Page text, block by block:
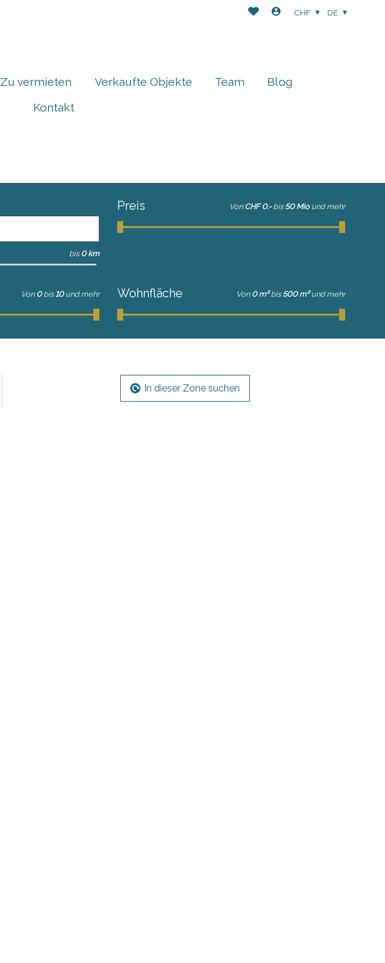
Zu vermieten Verkaufte Objekte Team
Blog
Kontakt
CHF DE
bis 0 km
Preis Von CHF 0.- bis 50 Mio und mehr
Von 0 bis 10 und mehr Wohnfläche Von 0 m² bis 500 m² und mehr
In dieser Zone suchen